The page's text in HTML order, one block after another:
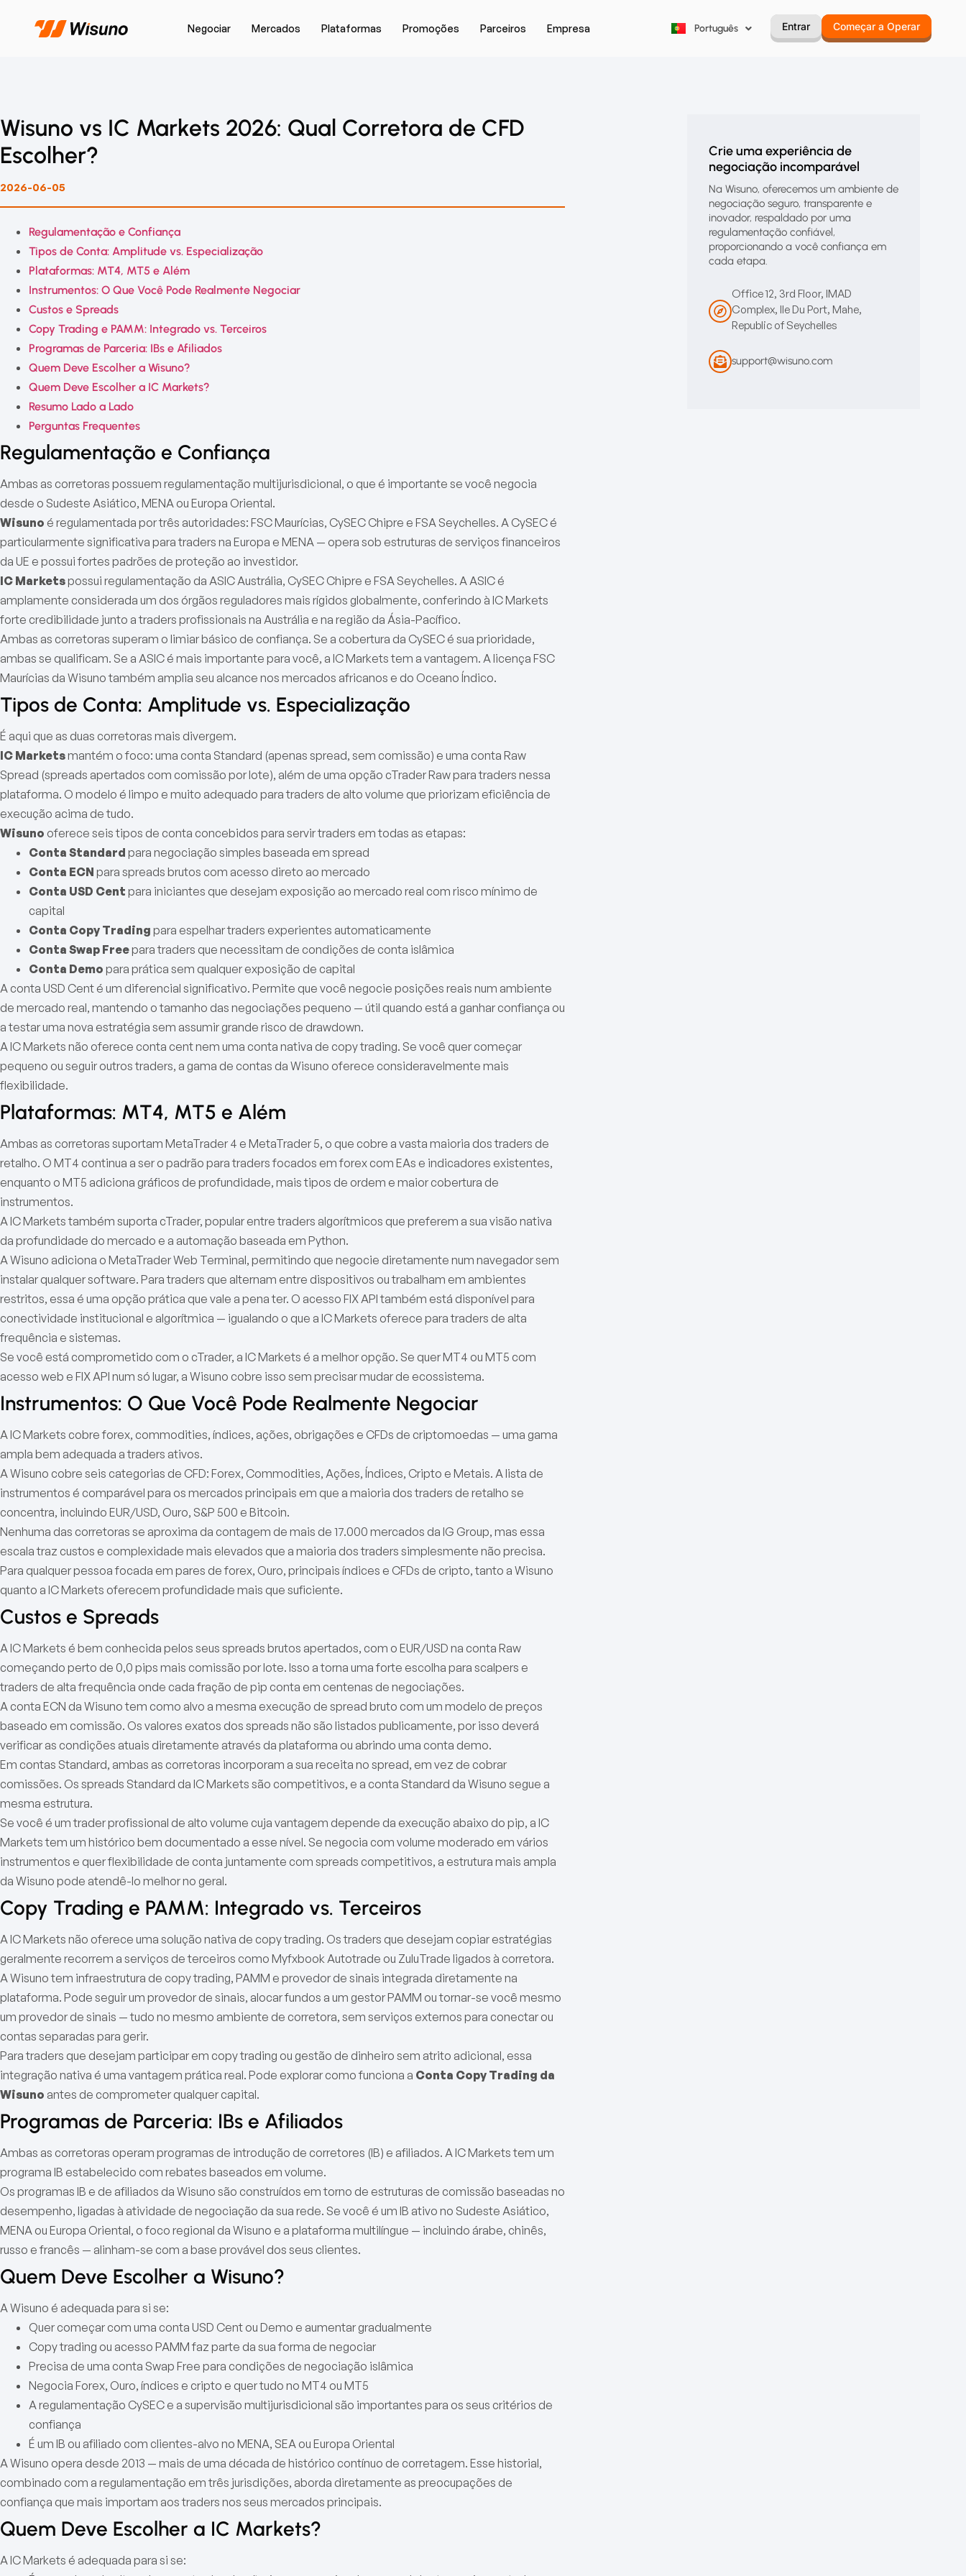
Negociar Mercados Plataformas Promoções Parceiros Empresa Português
Русский Entrar Começar a Operar
Wisuno vs IC Markets 2026: Qual Corretora de CFD
Escolher?
2026-06-05
Regulamentação e Confiança
Tipos de Conta: Amplitude vs. Especialização
Plataformas: MT4, MT5 e Além
Instrumentos: O Que Você Pode Realmente Negociar
Custos e Spreads
Copy Trading e PAMM: Integrado vs. Terceiros
Programas de Parceria: IBs e Afiliados
Quem Deve Escolher a Wisuno?
Quem Deve Escolher a IC Markets?
Resumo Lado a Lado
Perguntas Frequentes
Regulamentação e Confiança
Ambas as corretoras possuem regulamentação multijurisdicional, o que é importante se você negocia
desde o Sudeste Asiático, MENA ou Europa Oriental.
Wisuno é regulamentada por três autoridades: FSC Maurícias, CySEC Chipre e FSA Seychelles. A CySEC é
particularmente significativa para traders na Europa e MENA — opera sob estruturas de serviços financeiros
da UE e possui fortes padrões de proteção ao investidor.
IC Marketspossui regulamentação da ASIC Austrália, CySEC Chipre e FSA Seychelles. A ASIC é
amplamente considerada um dos órgãos reguladores mais rígidos globalmente, conferindo à IC Markets
forte credibilidade junto a traders profissionais na Austrália e na região da Ásia-Pacífico.
Ambas as corretoras superam o limiar básico de confiança. Se a cobertura da CySEC é sua prioridade,
ambas se qualificam. Se a ASIC é mais importante para você, a IC Markets tem a vantagem. A licença FSC
Maurícias da Wisuno também amplia seu alcance nos mercados africanos e do Oceano Índico.
Tipos de Conta: Amplitude vs. Especialização
É aqui que as duas corretoras mais divergem.
IC Marketsmantém o foco: uma conta Standard (apenas spread, sem comissão) e uma conta Raw
Spread (spreads apertados com comissão por lote), além de uma opção cTrader Raw para traders nessa
plataforma. O modelo é limpo e muito adequado para traders de alto volume que priorizam eficiência de
execução acima de tudo.
Wisuno oferece seis tipos de conta concebidos para servir traders em todas as etapas:
Conta Standard para negociação simples baseada em spread
Conta ECN para spreads brutos com acesso direto ao mercado
Conta USD Cent para iniciantes que desejam exposição ao mercado real com risco mínimo de
capital
Conta Copy Trading para espelhar traders experientes automaticamente
Conta Swap Freepara traders que necessitam de condições de conta islâmica
Conta Demo para prática sem qualquer exposição de capital
A conta USD Cent é um diferencial significativo. Permite que você negocie posições reais num ambiente
de mercado real, mantendo o tamanho das negociações pequeno — útil quando está a ganhar confiança ou
a testar uma nova estratégia sem assumir grande risco de drawdown.
A IC Markets não oferece conta cent nem uma conta nativa de copy trading. Se você quer começar
pequeno ou seguir outros traders, a gama de contas da Wisuno oferece consideravelmente mais
flexibilidade.
Plataformas: MT4, MT5 e Além
Ambas as corretoras suportam MetaTrader 4 e MetaTrader 5, o que cobre a vasta maioria dos traders de
retalho. O MT4 continua a ser o padrão para traders focados em forex com EAs e indicadores existentes,
enquanto o MT5 adiciona gráficos de profundidade, mais tipos de ordem e maior cobertura de
instrumentos.
A IC Markets também suporta cTrader, popular entre traders algorítmicos que preferem a sua visão nativa
da profundidade do mercado e a automação baseada em Python.
A Wisuno adiciona o MetaTrader Web Terminal, permitindo que negocie diretamente num navegador sem
instalar qualquer software. Para traders que alternam entre dispositivos ou trabalham em ambientes
restritos, essa é uma opção prática que vale a pena ter. O acesso FIX API também está disponível para
conectividade institucional e algorítmica — igualando o que a IC Markets oferece para traders de alta
frequência e sistemas.
Se você está comprometido com o cTrader, a IC Markets é a melhor opção. Se quer MT4 ou MT5 com
acesso web e FIX API num só lugar, a Wisuno cobre isso sem precisar mudar de ecossistema.
Instrumentos: O Que Você Pode Realmente Negociar
A IC Markets cobre forex, commodities, índices, ações, obrigações e CFDs de criptomoedas — uma gama
ampla bem adequada a traders ativos.
A Wisuno cobre seis categorias de CFD: Forex, Commodities, Ações, Índices, Cripto e Metais. A lista de
instrumentos é comparável para os mercados principais em que a maioria dos traders de retalho se
concentra, incluindo EUR/USD, Ouro, S&P 500 e Bitcoin.
Nenhuma das corretoras se aproxima da contagem de mais de 17.000 mercados da IG Group, mas essa
escala traz custos e complexidade mais elevados que a maioria dos traders simplesmente não precisa.
Para qualquer pessoa focada em pares de forex, Ouro, principais índices e CFDs de cripto, tanto a Wisuno
quanto a IC Markets oferecem profundidade mais que suficiente.
Custos e Spreads
A IC Markets é bem conhecida pelos seus spreads brutos apertados, com o EUR/USD na conta Raw
começando perto de 0,0 pips mais comissão por lote. Isso a torna uma forte escolha para scalpers e
traders de alta frequência onde cada fração de pip conta em centenas de negociações.
A conta ECN da Wisuno tem como alvo a mesma execução de spread bruto com um modelo de preços
baseado em comissão. Os valores exatos dos spreads não são listados publicamente, por isso deverá
verificar as condições atuais diretamente através da plataforma ou abrindo uma conta demo.
Em contas Standard, ambas as corretoras incorporam a sua receita no spread, em vez de cobrar
comissões. Os spreads Standard da IC Markets são competitivos, e a conta Standard da Wisuno segue a
mesma estrutura.
Se você é um trader profissional de alto volume cuja vantagem depende da execução abaixo do pip, a IC
Markets tem um histórico bem documentado a esse nível. Se negocia com volume moderado em vários
instrumentos e quer flexibilidade de conta juntamente com spreads competitivos, a estrutura mais ampla
da Wisuno pode atendê-lo melhor no geral.
Copy Trading e PAMM: Integrado vs. Terceiros
A IC Markets não oferece uma solução nativa de copy trading. Os traders que desejam copiar estratégias
geralmente recorrem a serviços de terceiros como Myfxbook Autotrade ou ZuluTrade ligados à corretora.
A Wisuno tem infraestrutura de copy trading, PAMM e provedor de sinais integrada diretamente na
plataforma. Pode seguir um provedor de sinais, alocar fundos a um gestor PAMM ou tornar-se você mesmo
um provedor de sinais — tudo no mesmo ambiente de corretora, sem serviços externos para conectar ou
contas separadas para gerir.
Para traders que desejam participar em copy trading ou gestão de dinheiro sem atrito adicional, essa
integração nativa é uma vantagem prática real. Pode explorar como funciona a Conta Copy Trading da
Wisuno antes de comprometer qualquer capital.
Programas de Parceria: IBs e Afiliados
Ambas as corretoras operam programas de introdução de corretores (IB) e afiliados. A IC Markets tem um
programa IB estabelecido com rebates baseados em volume.
Os programas IB e de afiliados da Wisuno são construídos em torno de estruturas de comissão baseadas no
desempenho, ligadas à atividade de negociação da sua rede. Se você é um IB ativo no Sudeste Asiático,
MENA ou Europa Oriental, o foco regional da Wisuno e a plataforma multilíngue — incluindo árabe, chinês,
russo e francês — alinham-se com a base provável dos seus clientes.
Quem Deve Escolher a Wisuno?
A Wisuno é adequada para si se:
Quer começar com uma conta USD Cent ou Demo e aumentar gradualmente
Copy trading ou acesso PAMM faz parte da sua forma de negociar
Precisa de uma conta Swap Free para condições de negociação islâmica
Negocia Forex, Ouro, índices e cripto e quer tudo no MT4 ou MT5
A regulamentação CySEC e a supervisão multijurisdicional são importantes para os seus critérios de
confiança
É um IB ou afiliado com clientes-alvo no MENA, SEA ou Europa Oriental
A Wisuno opera desde 2013 — mais de uma década de histórico contínuo de corretagem. Esse historial,
combinado com a regulamentação em três jurisdições, aborda diretamente as preocupações de
confiança que mais importam aos traders nos seus mercados principais.
Quem Deve Escolher a IC Markets?
A IC Markets é adequada para si se:
Crie uma experiência de
negociação incomparável
Na Wisuno, oferecemos um ambiente de
negociação seguro, transparente e
inovador, respaldado por uma
regulamentação confiável,
proporcionando a você confiança em
cada etapa.
Office 12, 3rd Floor, IMAD
Complex, Ile Du Port, Mahe,
Republic of Seychelles
support@wisuno.com